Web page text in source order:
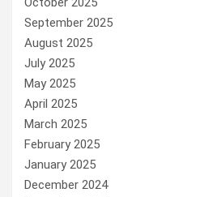
September 2025
August 2025
July 2025
May 2025
April 2025
March 2025
February 2025
January 2025
December 2024